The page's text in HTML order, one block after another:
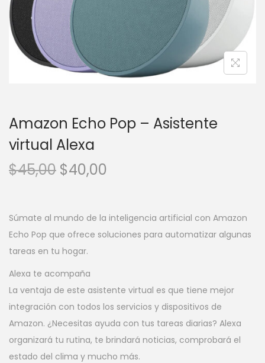
c
i
ó
n
d
o
Amazon Echo Pop – Asistente
virtual Alexa
$45,00 E
r
e
c
i
o
o
r
i
g
$40,00
r
e
o
a
c
t
u
Súmate al mundo de la inteligencia artificial con Amazon
Echo Pop que ofrece soluciones para automatizar algunas
tareas en tu hogar.
Alexa te acompaña
La ventaja de este asistente virtual es que tiene mejor
integración con todos los servicios y dispositivos de
Amazon. ¿Necesitas ayuda con tus tareas diarias? Alexa
organizará tu rutina, te brindará noticias, comprobará el
estado del clima y mucho más.